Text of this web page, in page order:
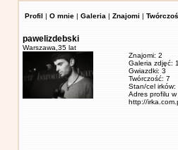
Profil | O mnie | Galeria | Znajomi |
pawelizdebski
Warszawa, 35 lat
Znajomi: 2
Galeria zdjęć: 1
Gwiazdki: 3
Twórczość: 7
Stan/cel
Adres profilu w
http://